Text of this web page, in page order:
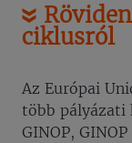
ciklusról
Az Európai
több pályázati
GINOP,